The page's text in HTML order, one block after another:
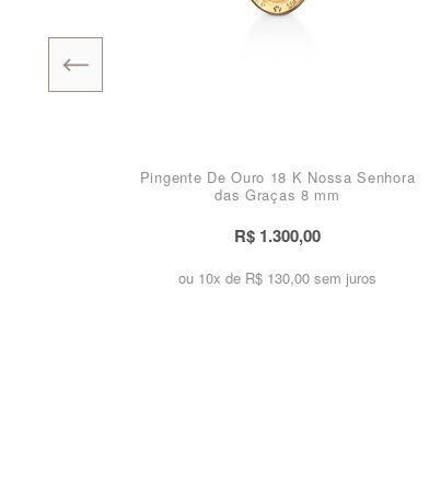
Pingente De Ouro 18 K Nossa Senhora
das Graças 8 mm
R$ 1.300,00
ou 10x de R$ 130,00 sem juros